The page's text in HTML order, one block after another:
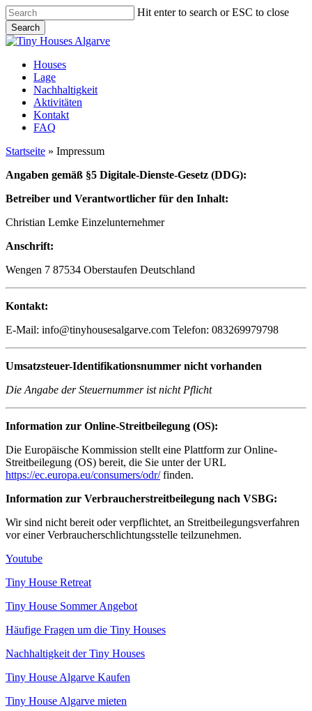
Skip
to
main
content
Hit enter to search or ESC to close
Search
Close
Menu
Houses
Lage
Nachhaltigkeit
Aktivitäten
Kontakt
FAQ
Startseite » Impressum
Angaben gemäß §5 Digitale-Dienste-Gesetz (DDG):
Betreiber und Verantwortlicher für den Inhalt:
Christian Lemke Einzelunternehmer
Anschrift:
Wengen 7 87534 Oberstaufen Deutschland
Kontakt:
E-Mail: info@tinyhousesalgarve.com Telefon: 083269979798
Umsatzsteuer-Identifikationsnummer nicht vorhanden
Die Angabe der Steuernummer ist nicht Pflicht
Information zur Online-Streitbeilegung (OS):
Die Europäische Kommission stellt eine Plattform zur Online-
Streitbeilegung (OS) bereit, die Sie unter der URL
https://ec.europa.eu/consumers/odr/finden.
Information zur Verbraucherstreitbeilegung nach VSBG:
Wir sind nicht bereit oder verpflichtet, an Streitbeilegungsverfahren
vor einer Verbraucherschlichtungsstelle teilzunehmen.
Youtube
Tiny House Retreat
Tiny House Sommer Angebot
Häufige Fragen um die Tiny Houses
Nachhaltigkeit der Tiny Houses
Tiny House Algarve Kaufen
Tiny House Algarve mieten